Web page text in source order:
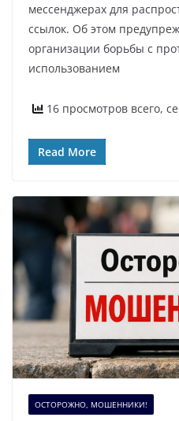
мессенджерах для
ссылок. Об этом
организации борьбы с
использованием
16 просмотров всего,
Read More
ОСТОРОЖНО, МОШЕННИКИ!